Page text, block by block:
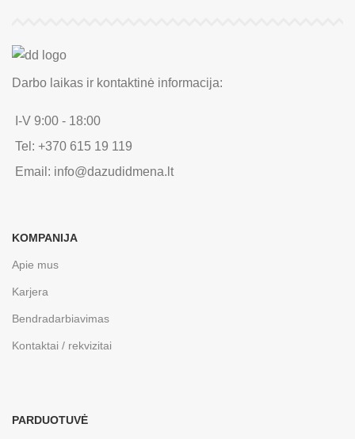
Darbo laikas ir kontaktinė informacija:
I-V 9:00 - 18:00
Tel: +370 615 19 119
Email: info@dazudidmena.lt
KOMPANIJA
Apie mus
Karjera
Bendradarbiavimas
Kontaktai / rekvizitai
PARDUOTUVĖ